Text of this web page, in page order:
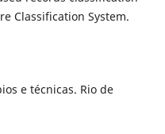
Classification System.
e técnicas. Rio de